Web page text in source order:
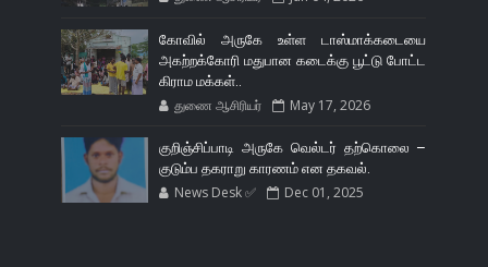
கோவில் அருகே உள்ள டாஸ்மாக்கடையை
அகற்றக்கோரி மதுபான கடைக்கு பூட்டு போட்ட
கிராம மக்கள்..
துணை ஆசிரியர் May 17, 2026
குறிஞ்சிப்பாடி அருகே வெல்டர் தற்கொலை –
குடும்ப தகராறு காரணம் என தகவல்.
News Desk ✅ Dec 01, 2025